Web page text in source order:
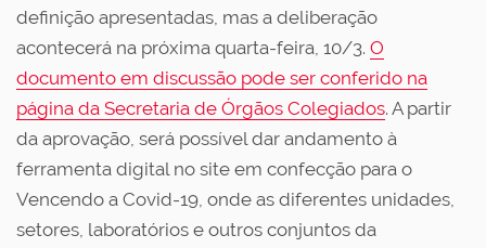
definição apresentadas, mas a deliberação
acontecerá na próxima quarta-feira, 10/3. O
documento em discussão pode ser conferido na
página da Secretaria de Órgãos Colegiados. A partir
da aprovação, será possível dar andamento à
ferramenta digital no site em confecção para o
Vencendo a Covid-19, onde as diferentes unidades,
setores, laboratórios e outros conjuntos da